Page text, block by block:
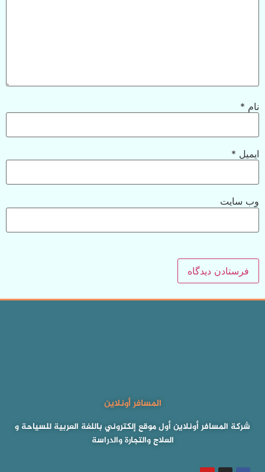
نام *
ایمیل *
وب‌ سایت
المسافر أونلاين
شركة المسافر أونلاين أول موقع إلكتروني باللغة العربية للسياحة و
العلاج والتجارة والدراسة